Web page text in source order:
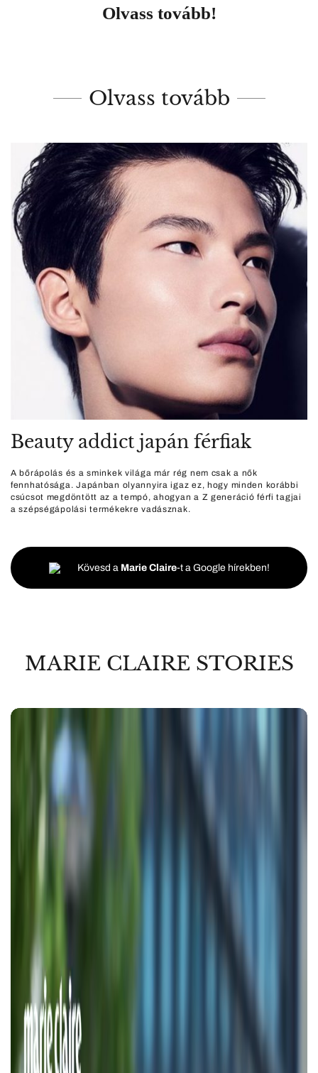
Olvass tovább!
Olvass tovább
Beauty addict japán férfiak
A bőrápolás és a sminkek világa már rég nem csak a nők
fennhatósága. Japánban olyannyira igaz ez, hogy minden korábbi
csúcsot megdöntött az a tempó, ahogyan a Z generáció férfi tagjai
a szépségápolási termékekre vadásznak.
Kövesd a Marie Claire-t a Google hírekben!
MARIE CLAIRE STORIES